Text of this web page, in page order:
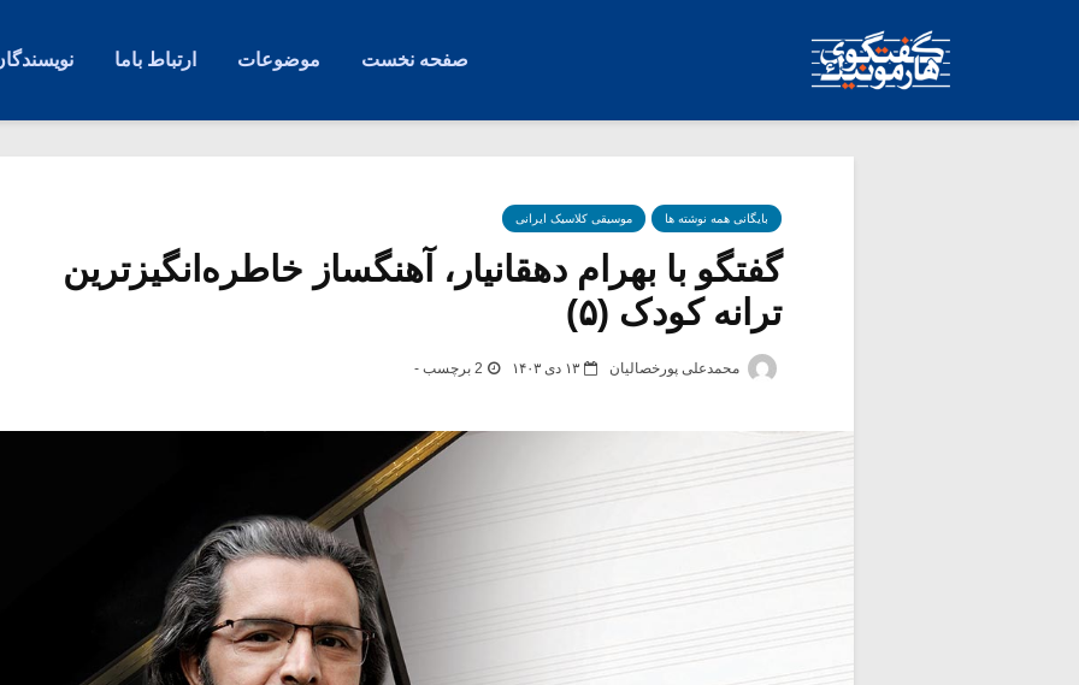
صفحه نخست موضوعات ارتباط باما
بایگانی همه نوشته ها موسیقی کلاسیک ایرانی
گفتگو با بهرام دهقانیار، آهنگساز خاطره‌انگیزترین
ترانه کودک (۵)
محمدعلی پورخصالیان ۱۳ دی ۱۴۰۳ 2 برچسب -